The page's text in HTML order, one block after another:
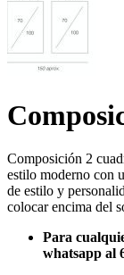
Composición 2
estilo moderno con
de estilo y
colocar encima del
Para
whatsapp al